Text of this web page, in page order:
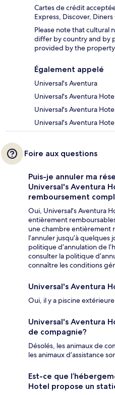
Cartes de crédit
Express, Discover,
Please note that cultural
differ by country and by
provided by the
Également appelé
Universal's Aventura
Universal's Aventura
Universal's Aventura
Universal's Aventura
Foire aux questions
Puis-je annuler ma
Universal's Aventura
remboursement
Oui, Universal's Aventura
entièrement
une chambre entièrement
l’annuler jusqu’à quelques
politique d’annulation de
consulter la politique
connaître les conditions
Universal's Aventura
Oui, il y a piscine
Universal's Aventura
de compagnie?
Désolés, les animaux de
les animaux d’assistance
Est-ce que
Hotel propose un